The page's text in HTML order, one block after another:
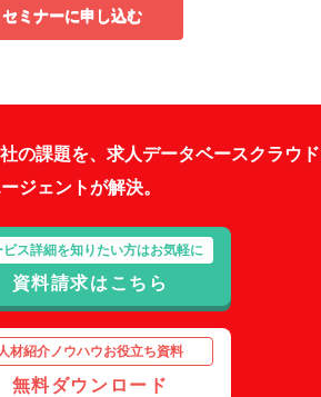
セミナーに申し込む
の課題を、求人データベースクラウド
ジェントが解決。
ビス詳細を知りたい方はお気軽に
資料請求はこちら
材紹介ノウハウお役立ち資料
無料ダウンロード